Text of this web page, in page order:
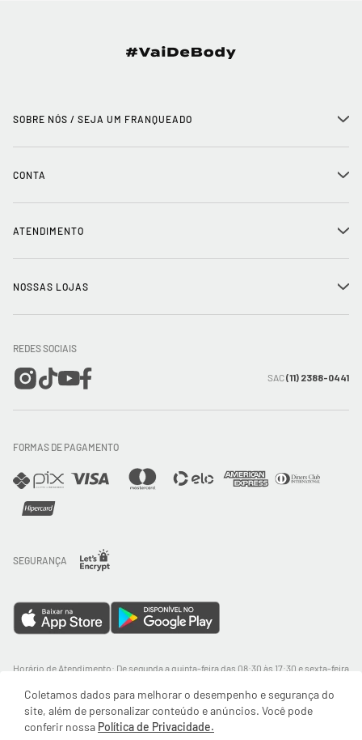
Coletamos dados para melhorar o desempenho e segurança do
site, além de personalizar conteúdo e anúncios. Você pode
conferir nossa Política de Privacidade.
SOBRE NÓS / SEJA UM FRANQUEADO +
Trabalhe conosco
Mapa do Site
CONTA +
Meus pedidos
Wishlist
ATENDIMENTO +
Entrega e Frete
Trocas e Devoluções
Direito de Arrependimento
Política de Privacidade
NOSSAS LOJAS +
REDES SOCIAIS
SAC(11) 2388-0441
FORMAS DE PAGAMENTO
SEGURANÇA
Horário de Atendimento: De segunda a quinta-feira das 08:30 às 17:30 e sexta-feira
Paulo, CEP: 09380-115 - Valisere Comércio de Roupas e Acessórios Ltda - CNPJ:
57.484.768/0064-89
© Body For Sure 2025 - Todos os direitos reservados